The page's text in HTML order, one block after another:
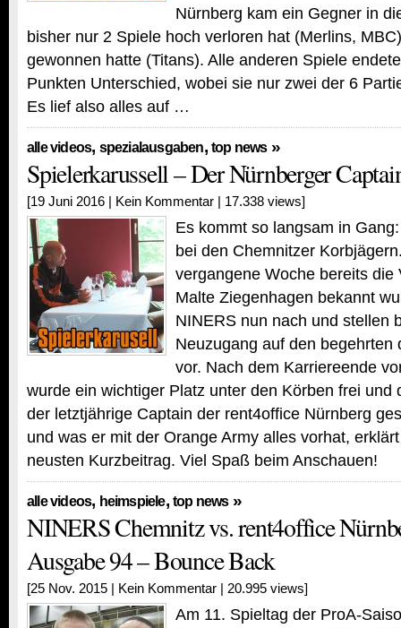
Nürnberg kam ein Gegner in
bisher nur 2 Spiele hoch verloren hat (Merlins,
gewonnen hatte (Titans). Alle anderen Spiele
Punkten Unterschied, wobei sie nur zwei der 6
Es lief also alles auf …
alle videos, spezialausgaben, top news»
Spielerkarussell – Der Nürnberger
[19 Juni 2016 | Kein Kommentar | 17.338 views]
Es kommt so langsam in
bei den Chemnitzer
vergangene Woche bereits die
Malte Ziegenhagen bekannt
NINERS nun nach und stellen
Neuzugang auf den begehrten
vor. Nach dem Karriereende
wurde ein wichtiger Platz unter den Körben frei und
der letztjährige Captain der rent4office Nürnberg
und was er mit der Orange Army alles vorhat,
neusten Kurzbeitrag. Viel Spaß beim Anschauen!
alle videos, heimspiele, top news»
NINERS Chemnitz vs. rent4office
Ausgabe 94 – Bounce Back
[25 Nov. 2015 | Kein Kommentar | 20.995 views]
Am 11. Spieltag der ProA-